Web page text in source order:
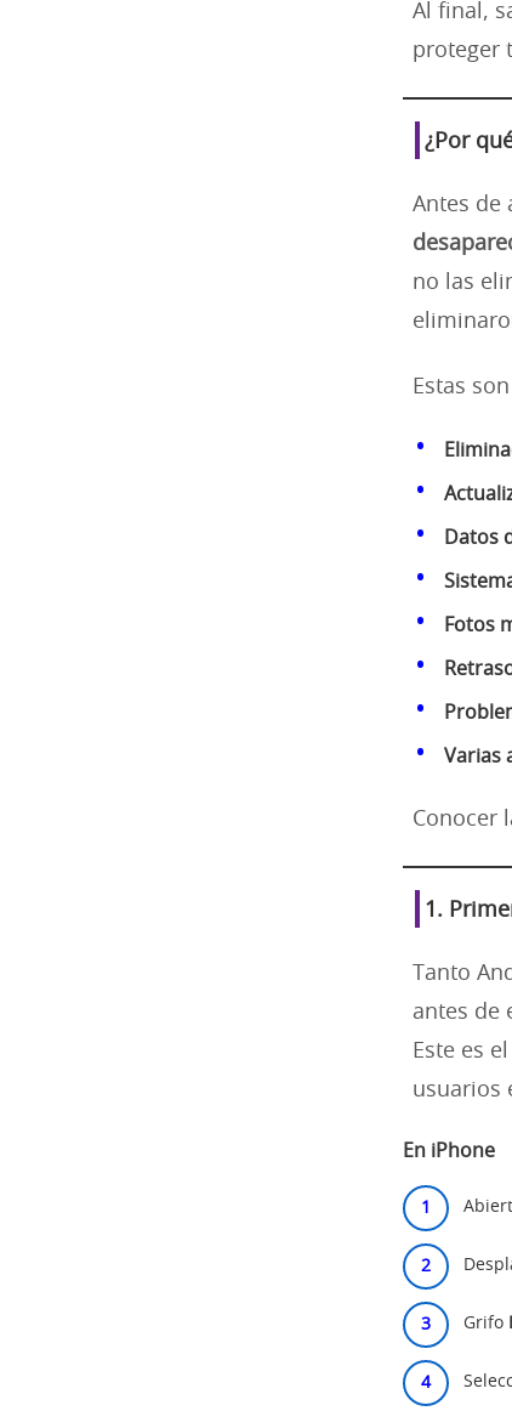
Al final,
proteger
¿Por
Antes de
no las
Estas
Datos
Fotos
Varias
Conocer
1.
Tanto
antes de
Este es el
usuarios
En iPhone
Grifo